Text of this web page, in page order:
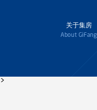
关于集房
About GiFang
>